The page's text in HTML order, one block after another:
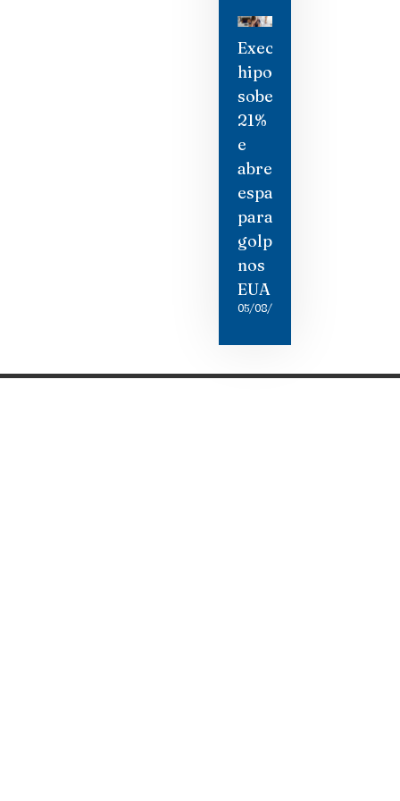
Execuções
hipotecárias
sobem
21%
e
abrem
espaço
para
golpistas
nos
EUA
05/08/2026